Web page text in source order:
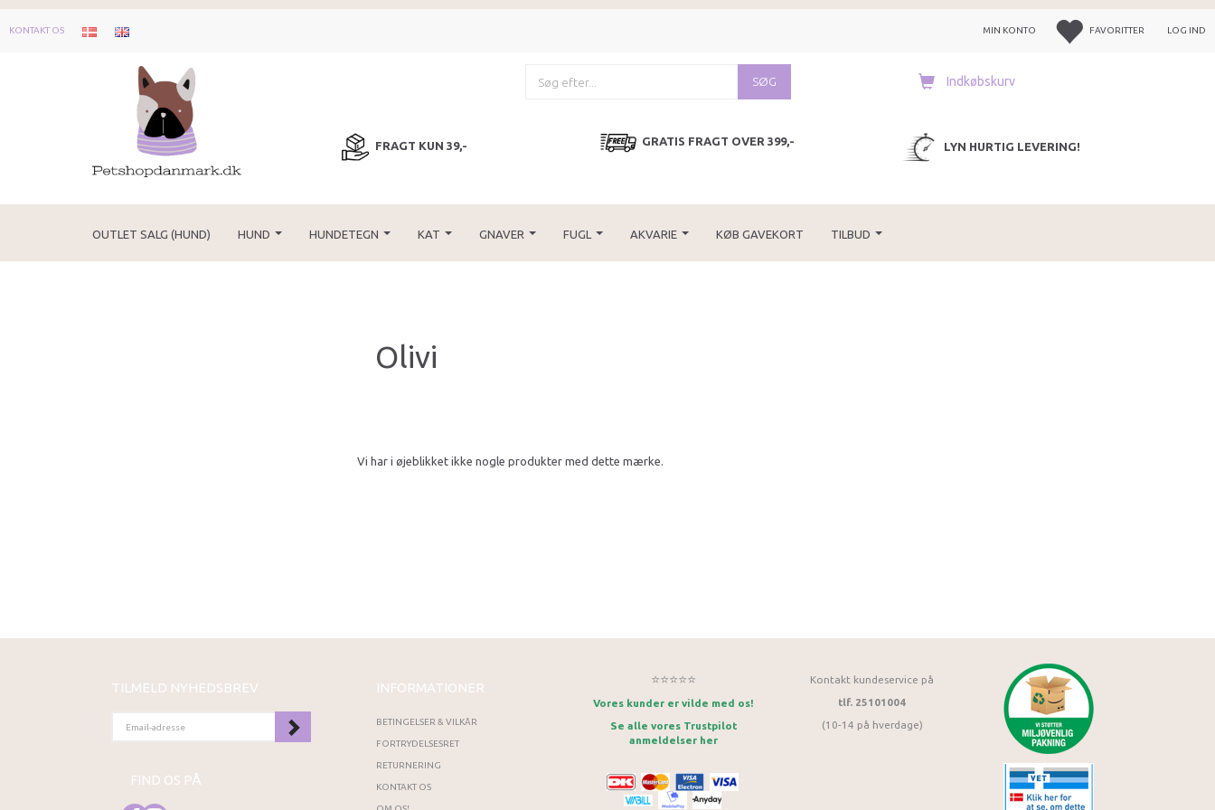
FAVORITTER LOG IND
MIN KONTO
KONTAKT OS
SØG Indkøbskurv
FRAGT KUN 39,- GRATIS FRAGT OVER 399,- LYN HURTIG LEVERING!
OUTLET SALG (HUND) HUND HUNDETEGN KAT GNAVER FUGL AKVARIE KØB GAVEKORT TILBUD
Olivi
Vi har i øjeblikket ikke nogle produkter med dette mærke.
TILMELD NYHEDSBREV
ADRESSE
FIND OS PÅ
INFORMATIONER
BETINGELSER & VILKÅR
FORTRYDELSESRET
RETURNERING
KONTAKT OS
⭐⭐⭐⭐⭐
Vores kunder er vilde med os!
Se alle vores Trustpilot
anmeldelser her
Kontakt kundeservice på
tlf. 25101004
(10-14 på hverdage)